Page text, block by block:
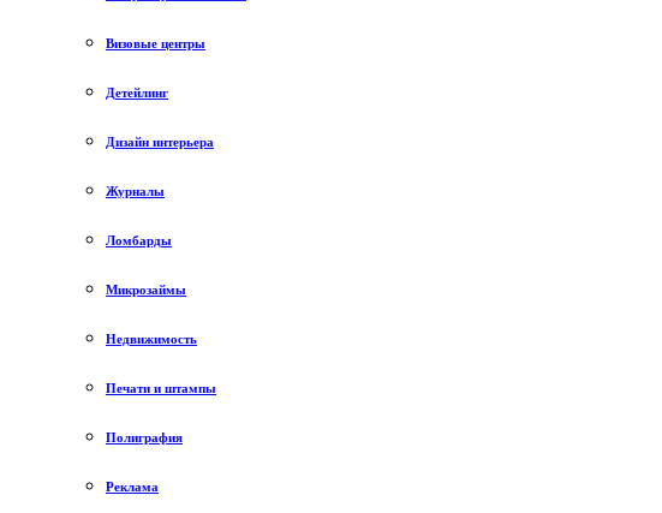
Визовые центры
Детейлинг
Дизайн интерьера
Журналы
Ломбарды
Микрозаймы
Недвижимость
Печати и штампы
Полиграфия
Реклама